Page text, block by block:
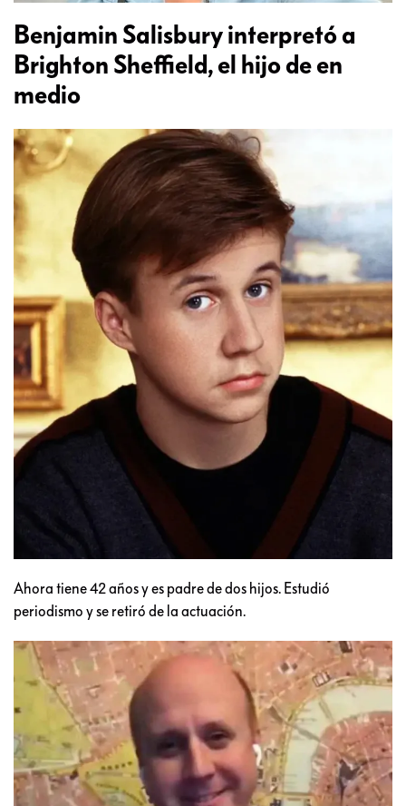
Benjamin Salisbury interpretó a
Brighton Sheffield, el hijo de en
medio
Ahora tiene 42 años y es padre de dos hijos. Estudió
periodismo y se retiró de la actuación.